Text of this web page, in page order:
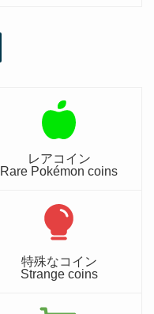
レアコイン
Rare Pokémon coins
特殊なコイン
Strange coins